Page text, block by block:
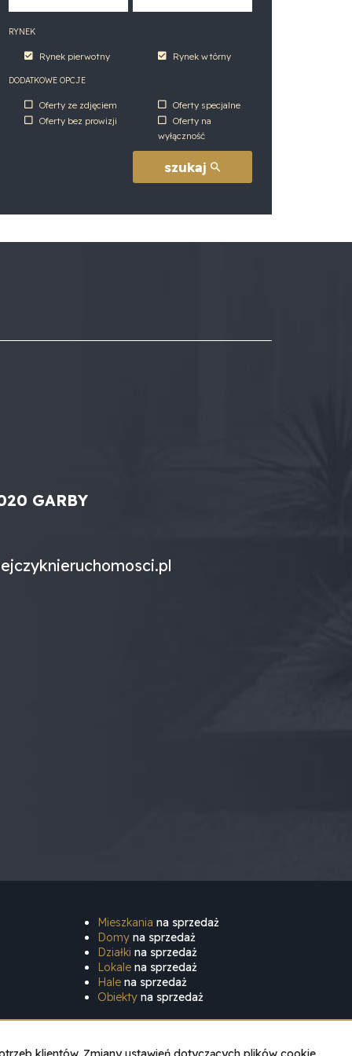
RYNEK
Rynek pierwotny Rynek wtórny
DODATKOWE OPCJE
Oferty ze zdjęciem
Oferty specjalne
Oferty bez prowizji
Oferty na
wyłączność
szukaj
GARBY
Mieszkania na sprzedaż
Domyna sprzedaż
Działki na sprzedaż
Lokalena sprzedaż
Halena sprzedaż
Obiektyna sprzedaż